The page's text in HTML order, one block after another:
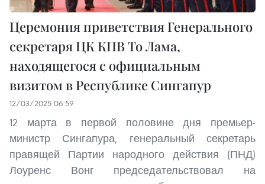
Церемония приветствия Генерального
секретаря ЦК КПВ То Лама,
находящегося с официальным
визитом в Республике Сингапур
12/03/2025 06:59
12 марта в первой половине дня премьер-
министр Сингапура, генеральный секретарь
правящей Партии народного действия (ПНД)
Лоуренс Вонг председательствовал на